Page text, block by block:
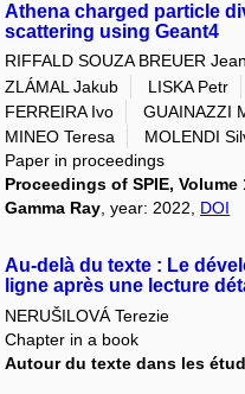
Athena charged particle
scattering using Geant4
RIFFALD SOUZA BREUER
ZLÁMAL Jakub
LISKA Petr
FERREIRA Ivo
GUAINAZZI
MINEO Teresa
MOLENDI
Paper in proceedings
Proceedings of SPIE,
Gamma Ray, year: 2022, DOI
Au-delà du texte : Le
ligne après une lecture
NERUŠILOVÁ Terezie
Chapter in a book
Autour du texte dans les